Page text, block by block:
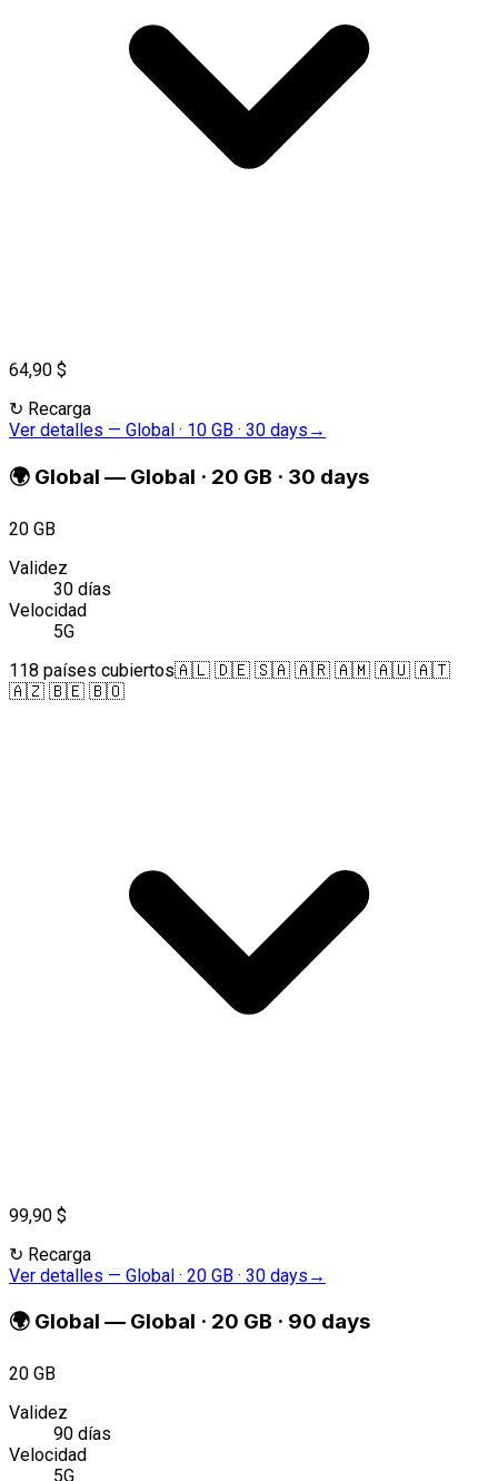
64,90 $
↻ Recarga
Ver detalles — Global · 10 GB · 30 days →
🌍 Global — Global · 20 GB · 30 days
20 GB
Validez
30 días
Velocidad
5G
118 países cubiertos🇦🇱 🇩🇪 🇸🇦 🇦🇷 🇦🇲 🇦🇺 🇦🇹
🇦🇿 🇧🇪 🇧🇴
99,90 $
↻ Recarga
Ver detalles — Global · 20 GB · 30 days →
🌍 Global — Global · 20 GB · 90 days
20 GB
Validez
90 días
Velocidad
5G